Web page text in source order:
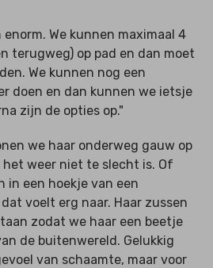
We kunnen maximaal 4
terugweg) op pad en dan moet
We kunnen nog een
doen en dan kunnen we ietsje
zijn de opties op."
we haar onderweg gauw op
het weer niet te slecht is. Of
in een hoekje van een
voelt erg naar. Haar zussen
zodat we haar een beetje
de buitenwereld. Gelukkig
van schaamte, maar voor